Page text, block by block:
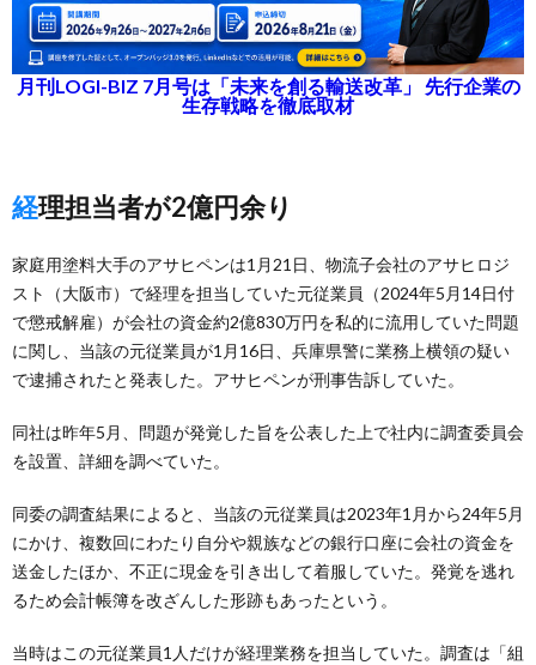
月刊LOGI-BIZ 7月号は「未来を創る輸送改革」 先行企業の
生存戦略を徹底取材
経理担当者が2億円余り
家庭用塗料大手のアサヒペンは1月21日、物流子会社のアサヒロジ
スト（大阪市）で経理を担当していた元従業員（2024年5月14日付
で懲戒解雇）が会社の資金約2億830万円を私的に流用していた問題
に関し、当該の元従業員が1月16日、兵庫県警に業務上横領の疑い
で逮捕されたと発表した。アサヒペンが刑事告訴していた。
同社は昨年5月、問題が発覚した旨を公表した上で社内に調査委員会
を設置、詳細を調べていた。
同委の調査結果によると、当該の元従業員は2023年1月から24年5月
にかけ、複数回にわたり自分や親族などの銀行口座に会社の資金を
送金したほか、不正に現金を引き出して着服していた。発覚を逃れ
るため会計帳簿を改ざんした形跡もあったという。
当時はこの元従業員1人だけが経理業務を担当していた。調査は「組